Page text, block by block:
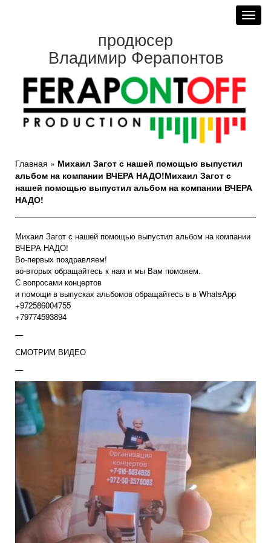
продюсер
Владимир Ферапонтов
Главная » Михаил Загот с нашей помощью выпустил
альбом на компании ВЧЕРА НАДО!Михаил Загот с
нашей помощью выпустил альбом на компании ВЧЕРА
НАДО!
Михаил Загот с нашей помощью выпустил альбом на компании
ВЧЕРА НАДО!
Во-первых поздравляем!
во-вторых обращайтесь к нам и мы Вам поможем.
С вопросами концертов
и помощи в выпусках альбомов обращайтесь в в WhatsApp
+972586004755
+79774593894
—
СМОТРИМ ВИДЕО
—